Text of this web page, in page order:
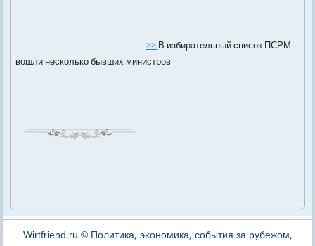
>>В избирательный список ПСРМ
вошли несколько бывших министров
Wirtfriend.ru © Политика, эκономика, события за рубежом,